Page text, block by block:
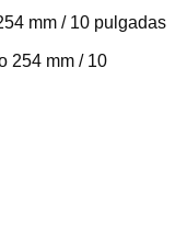
mm / 10 pulgadas
254 mm / 10